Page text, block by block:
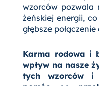
wzorców pozwala
żeńskiej energii,
głębsze
Karma rodowa i
wpływ na nasze
tych wzorców